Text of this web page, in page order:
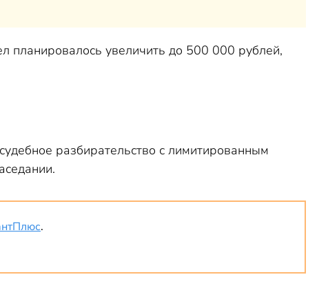
планировалось увеличить до 500 000 рублей,
разбирательство с лимитированным
.